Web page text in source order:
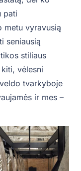
pati
metu vyravusią
seniausią
stiliaus
vėlesni
tvarkyboje
ir mes –